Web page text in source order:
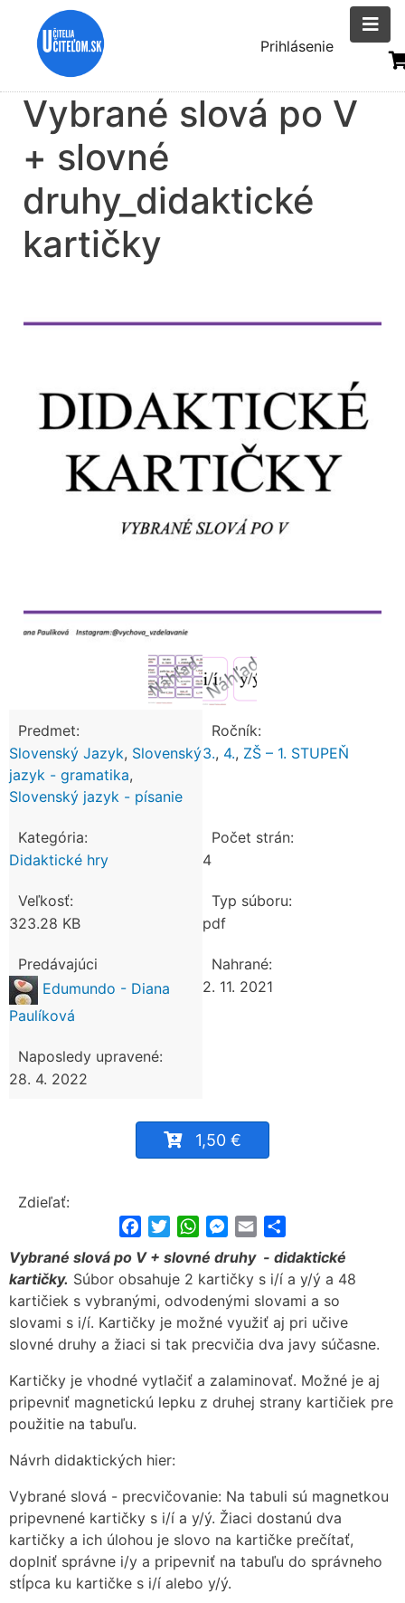
Menu
účtu
Prihlásenie
Vybrané slová po V
+ slovné
druhy_didaktické
kartičky
Predmet:
Slovenský Jazyk, Slovenský
jazyk - gramatika,
Slovenský jazyk - písanie
Ročník:
3., 4., ZŠ – 1. STUPEŇ
Kategória:
Didaktické hry
Počet strán:
4
Veľkosť:
323.28 KB
Typ súboru:
pdf
Predávajúci
Edumundo - Diana
Paulíková
Nahrané:
2. 11. 2021
Naposledy upravené:
28. 4. 2022
1,50 €
Zdieľať:
FacebookTwitterWhatsApp
Messenger
Email
Vybrané slová po V + slovné druhy - didaktické
kartičky. Súbor obsahuje 2 kartičky s i/í a y/ý a 48
kartičiek s vybranými, odvodenými slovami a so
slovami s i/í. Kartičky je možné využiť aj pri učive
slovné druhy a žiaci si tak precvičia dva javy súčasne.
Kartičky je vhodné vytlačiť a zalaminovať. Možné je aj
pripevniť magnetickú lepku z druhej strany kartičiek pre
použitie na tabuľu.
Návrh didaktických hier:
Vybrané slová - precvičovanie: Na tabuli sú magnetkou
pripevnené kartičky s i/í a y/ý. Žiaci dostanú dva
kartičky a ich úlohou je slovo na kartičke prečítať,
doplniť správne i/y a pripevniť na tabuľu do správneho
stĺpca ku kartičke s i/í alebo y/ý.